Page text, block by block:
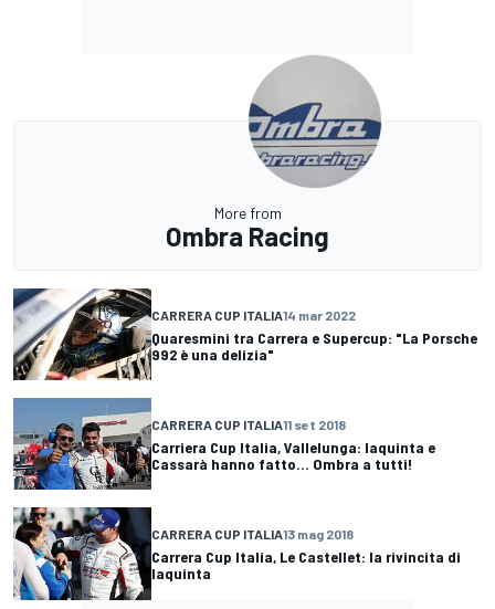
More from
Ombra Racing
CARRERA CUP ITALIA14 mar 2022
Quaresmini tra Carrera e Supercup: "La Porsche
992 è una delizia"
CARRERA CUP ITALIA11 set 2018
Carriera Cup Italia, Vallelunga: Iaquinta e
Cassarà hanno fatto... Ombra a tutti!
CARRERA CUP ITALIA13 mag 2018
Carrera Cup Italia, Le Castellet: la rivincita di
Iaquinta